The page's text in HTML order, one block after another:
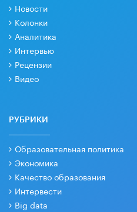
Новости
Колонки
Аналитика
Интервью
Рецензии
Видео
РУБРИКИ
Образовательная политика
Экономика
Качество образования
Интервести
Big data